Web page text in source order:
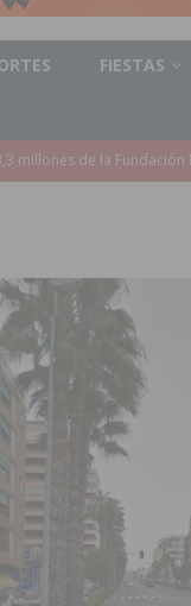
FIESTAS
millones de la
de la Provincia de
del entorno del CEIP
dentro del Plan Edificant
en el robo de vehículos
desempleadas a